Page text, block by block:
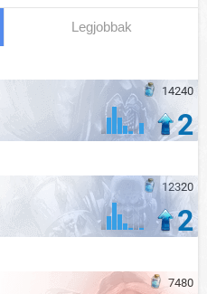
Legjobbak
14240
2
12320
2
7480